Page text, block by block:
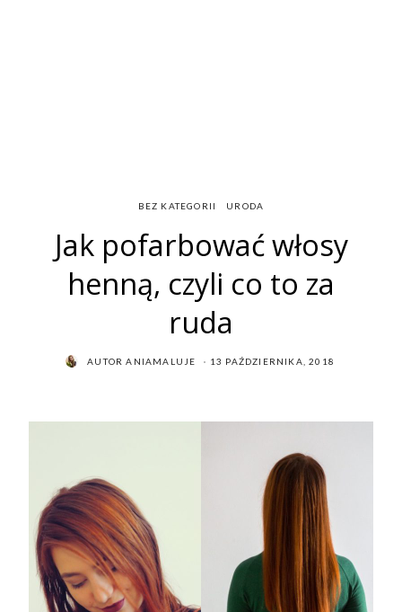
BEZ KATEGORII URODA
Jak pofarbować włosy
henną, czyli co to za
ruda
AUTORANIAMALUJE
POSTED
13 PAŹDZIERNIKA, 2018